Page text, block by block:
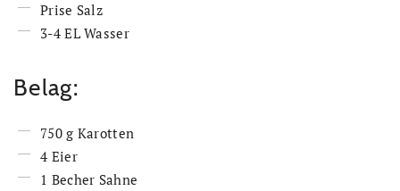
Prise Salz
3-4 EL Wasser
Belag:
750 g Karotten
4 Eier
1 Becher Sahne